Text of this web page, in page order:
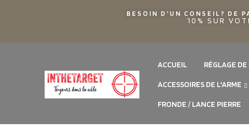
BESOIN D'UN CONSEIL? DE
10% SUR
ACCUEIL RÉGLAGE
ACCESSOIRES DE L'ARME
FRONDE / LANCE PIERRE